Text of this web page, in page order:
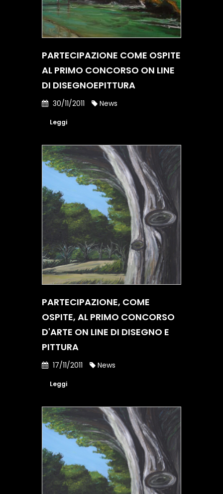
PARTECIPAZIONE COME OSPITE
AL PRIMO CONCORSO ON LINE
DI DISEGNOEPITTURA
30/11/2011 News
Leggi
PARTECIPAZIONE, COME
OSPITE, AL PRIMO CONCORSO
D'ARTE ON LINE DI DISEGNO E
PITTURA
17/11/2011 News
Leggi